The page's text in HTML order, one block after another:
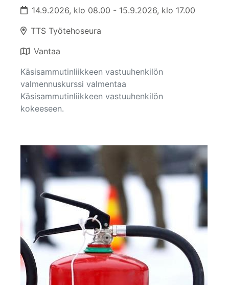
14.9.2026, klo 08.00 - 15.9.2026, klo 17.00
TTS Työtehoseura
Vantaa
Käsisammutinliikkeen vastuuhenkilön
valmennuskurssi valmentaa
Käsisammutinliikkeen vastuuhenkilön
kokeeseen.